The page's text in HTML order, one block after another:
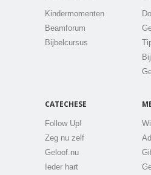
Kindermomenten
Beamforum
Bijbelcursus
CATECHESE
Follow Up!
Zeg nu zelf
Geloof.nu
Ieder hart